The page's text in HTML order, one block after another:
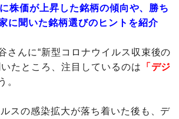
株価が上昇した銘柄の傾向や、勝ち
に聞いた銘柄選びのヒントを紹介
んに“新型コロナウイルス収束後の
たところ、注目しているのは 「デジ
。
スの感染拡大が落ち着いた後も、デ